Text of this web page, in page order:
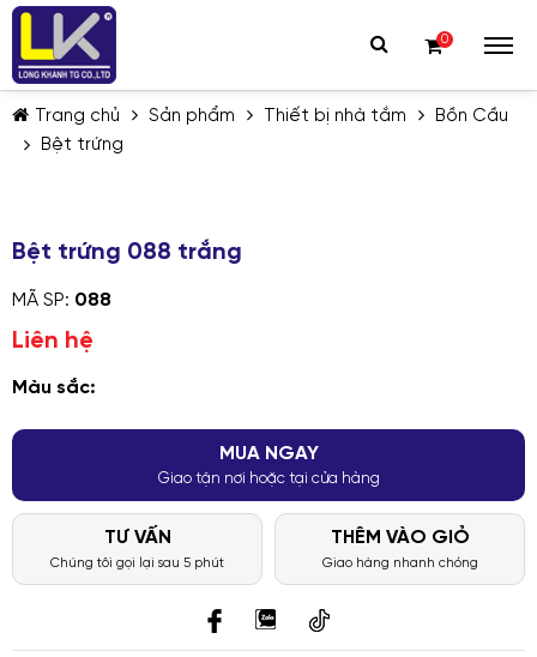
0
Trang chủ Sản phẩm Thiết bị nhà tắm
Bồn Cầu
Bệt trứng
Bệt trứng 088 trắng
MÃ SP: 088
Liên hệ
Màu sắc:
MUA NGAY
Giao tận nơi hoặc tại cửa hàng
TƯ VẤN
Chúng tôi gọi lại sau 5 phút
THÊM VÀO GIỎ
Giao hàng nhanh chóng